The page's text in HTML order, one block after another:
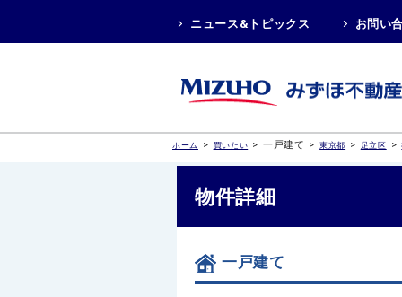
ニュース&トピックス お問い
ホーム > 買いたい > 一戸建て > 東京都 > 足立区 >
物件詳細
一戸建て